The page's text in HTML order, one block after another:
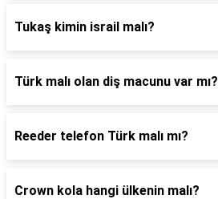
Tukaş kimin israil malı?
Türk malı olan diş macunu var mı?
Reeder telefon Türk malı mı?
Crown kola hangi ülkenin malı?